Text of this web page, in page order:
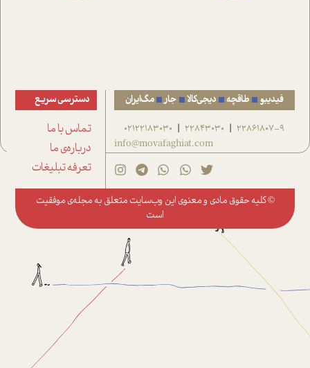
فیدیبو طاقچه دیجی‌کالا جار مگ‌ایران
22861807-9
|
22843030
|
02122183030
info@movafaghiat.com
دسترسی سریع
تماس با ما
درباره‌ی ما
تعرفه تبلیغات
© کلیه حقوق مادی و معنوی این وب‌سایت متعلق به مجله‌ی موفقیت
است